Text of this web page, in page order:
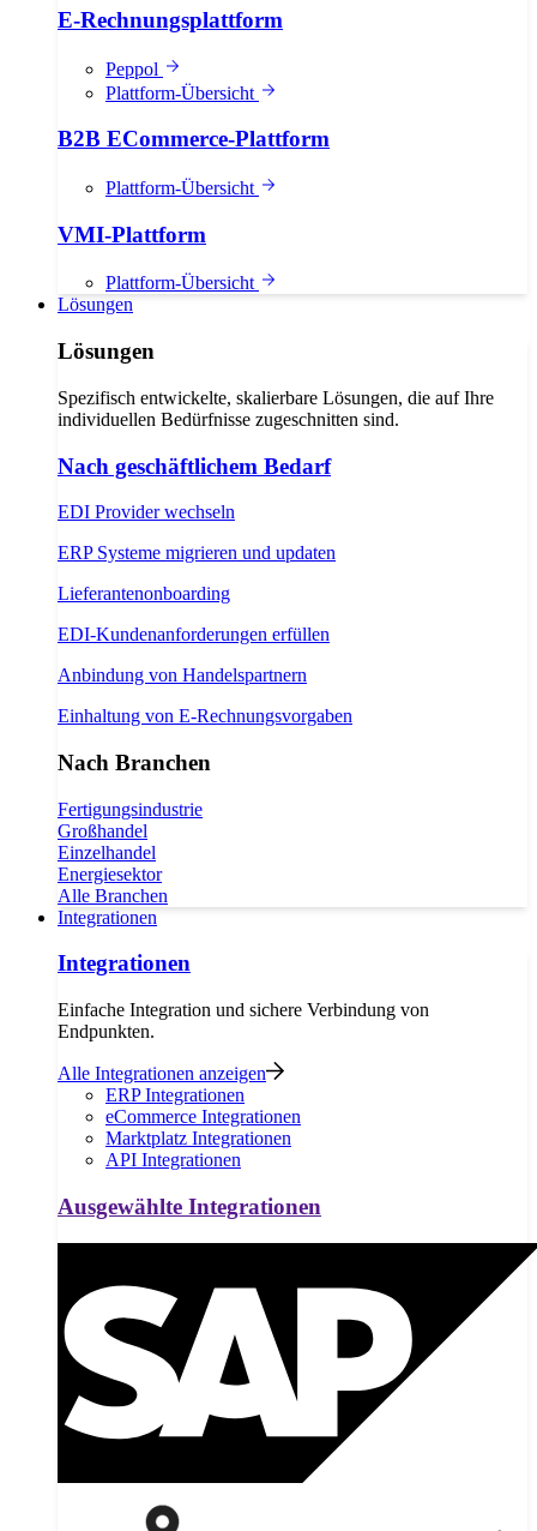
E-Rechnungsplattform
Peppol
Plattform-Übersicht
B2B ECommerce-Plattform
Plattform-Übersicht
VMI-Plattform
Plattform-Übersicht
Lösungen
Lösungen
Spezifisch entwickelte, skalierbare Lösungen, die auf Ihre
individuellen Bedürfnisse zugeschnitten sind.
Nach geschäftlichem Bedarf
EDI Provider wechseln
ERP Systeme migrieren und updaten
Lieferantenonboarding
EDI-Kundenanforderungen erfüllen
Anbindung von Handelspartnern
Einhaltung von E-Rechnungsvorgaben
Nach Branchen
Fertigungsindustrie
Großhandel
Einzelhandel
Energiesektor
Alle Branchen
Integrationen
Integrationen
Einfache Integration und sichere Verbindung von
Endpunkten.
Alle Integrationen anzeigen
ERP Integrationen
eCommerce Integrationen
Marktplatz Integrationen
API Integrationen
Ausgewählte Integrationen